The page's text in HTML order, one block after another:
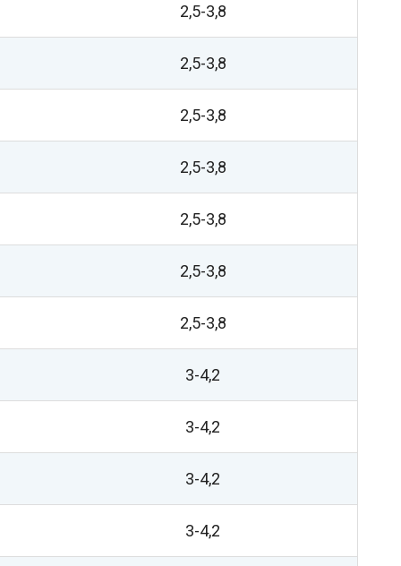
2,5-3,8
2,5-3,8
2,5-3,8
2,5-3,8
2,5-3,8
2,5-3,8
2,5-3,8
3-4,2
3-4,2
3-4,2
3-4,2